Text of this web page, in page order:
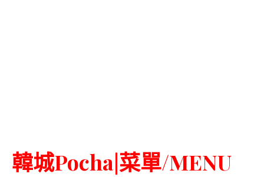
韓城Pocha|菜單/MENU